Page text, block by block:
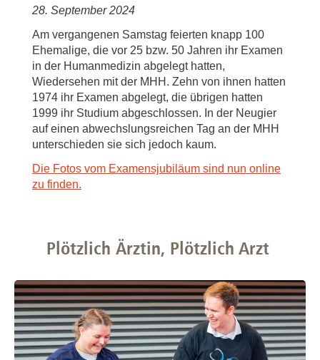
28. September 2024
Am vergangenen Samstag feierten knapp 100
Ehemalige, die vor 25 bzw. 50 Jahren ihr Examen
in der Humanmedizin abgelegt hatten,
Wiedersehen mit der MHH. Zehn von ihnen hatten
1974 ihr Examen abgelegt, die übrigen hatten
1999 ihr Studium abgeschlossen. In der Neugier
auf einen abwechslungsreichen Tag an der MHH
unterschieden sie sich jedoch kaum.
Die Fotos vom Examensjubiläum sind nun online
zu finden.
Plötzlich Ärztin, Plötzlich Arzt